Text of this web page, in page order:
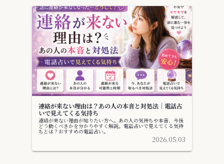
連絡が来ない理由は？あの人の本音と対処法｜電話占
いで見えてくる気持ち
連絡が来ない理由が知りたい方へ。あの人の気持ちや本音、今後
どう動くべきかを分かりやすく解説。電話占いで見えてくる気持
ちとは？おすすめの電話占い。
2026.05.03